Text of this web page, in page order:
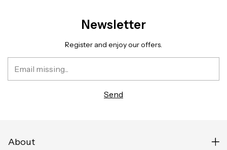
Newsletter
Register and enjoy our offers.
About